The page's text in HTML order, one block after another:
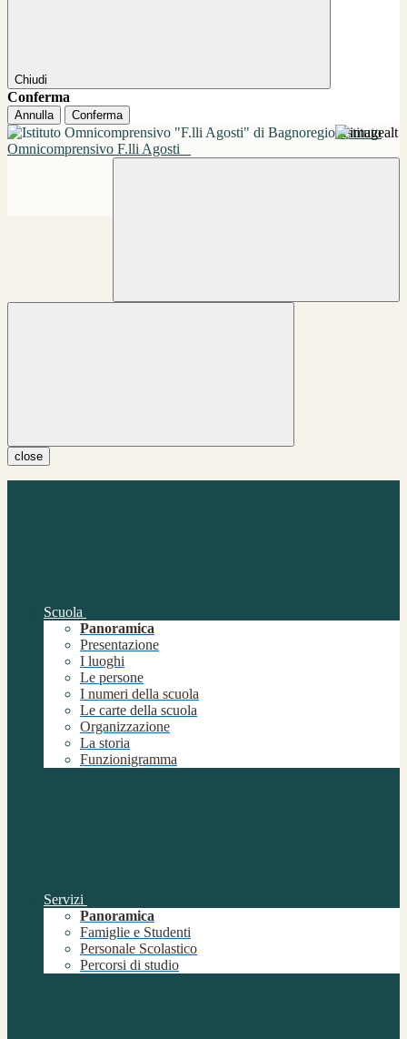
Chiudi
Conferma
Annulla Conferma
Istituto
Omnicomprensivo F.lli Agosti
close
Scuola
Panoramica
Presentazione
I luoghi
Le persone
I numeri della scuola
Le carte della scuola
Organizzazione
La storia
Funzionigramma
Servizi
Panoramica
Famiglie e Studenti
Personale Scolastico
Percorsi di studio